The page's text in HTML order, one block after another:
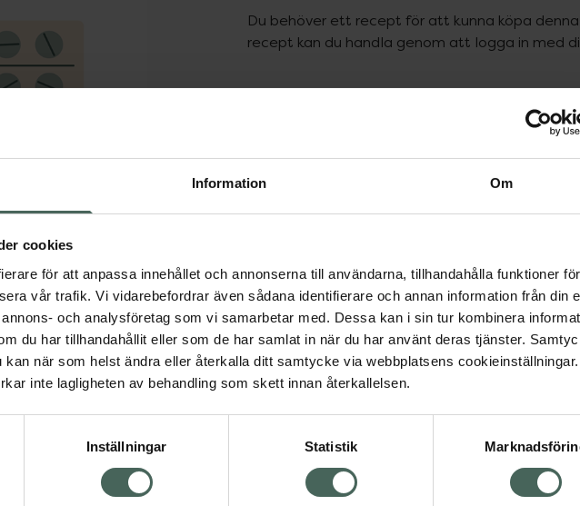
Information Om
cookies
för att anpassa innehållet och annonserna till användarna, tillhandahålla funktioner för
vår trafik. Vi vidarebefordrar även sådana identifierare och annan information från din
och analysföretag som vi samarbetar med. Dessa kan i sin tur kombinera
du har tillhandahållit eller som de har samlat in när du har använt deras tjänster.
när som helst ändra eller återkalla ditt samtycke via webbplatsens
inte lagligheten av behandling som skett innan återkallelsen.
Inställningar Statistik
Du behöver ett recept för att kunna köpa
recept kan du handla genom att logga in med
Pris med recept
Högkostnadsskyddet gäller
262,01
I apotek:262,01 kr
Köp via ditt recept
Aktuella erbjudanden
Visa
Om recept och läkemedel